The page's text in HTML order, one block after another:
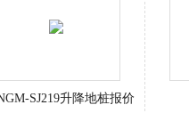
SJ219升降地桩报价